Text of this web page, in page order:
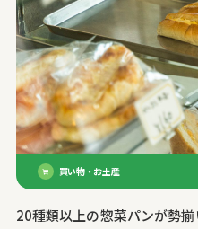
買い物・お土産
20種類以上の惣菜パンが勢